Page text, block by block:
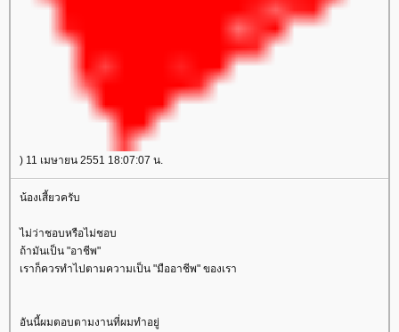
) 11 เมษายน 2551 18:07:07 น.
น้องเสี้ยวครับ
ไม่ว่าชอบหรือไม่ชอบ
ถ้ามันเป็น "อาชีพ"
เราก็ควรทำไปตามความเป็น "มืออาชีพ" ของเรา
อันนี้ผมตอบตามงานที่ผมทำอยู่